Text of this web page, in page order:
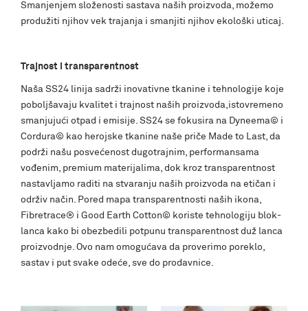
Smanjenjem složenosti sastava naših proizvoda, možemo
produžiti njihov vek trajanja i smanjiti njihov ekološki uticaj.
Trajnost i transparentnost
Naša SS24 linija sadrži inovativne tkanine i tehnologije koje
poboljšavaju kvalitet i trajnost naših proizvoda,istovremeno
smanjujući otpad i emisije. SS24 se fokusira na Dyneema© i
Cordura© kao herojske tkanine naše priče Made to Last, da
podrži našu posvećenost dugotrajnim, performansama
vođenim, premium materijalima, dok kroz transparentnost
nastavljamo raditi na stvaranju naših proizvoda na etičan i
održiv način. Pored mapa transparentnosti naših ikona,
Fibretrace® i Good Earth Cotton© koriste tehnologiju blok-
lanca kako bi obezbedili potpunu transparentnost duž lanca
proizvodnje. Ovo nam omogućava da proverimo poreklo,
sastav i put svake odeće, sve do prodavnice.